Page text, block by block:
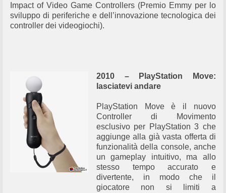
Impact of Video Game Controllers (Premio Emmy per lo
sviluppo di periferiche e dell’innovazione tecnologica dei
controller dei videogiochi).
2010 – PlayStation Move:
lasciatevi andare
PlayStation Move è il nuovo
Controller di Movimento
esclusivo per PlayStation 3 che
aggiunge alla già vasta offerta di
funzionalità della console, anche
un gameplay intuitivo, ma allo
stesso tempo accurato e
divertente, in modo che il
giocatore non si limiti a